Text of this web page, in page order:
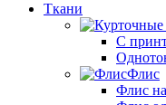
Ткани
С
Флис
Флис